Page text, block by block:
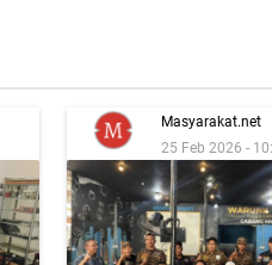
Masyarakat.net
25 Feb 2026 -